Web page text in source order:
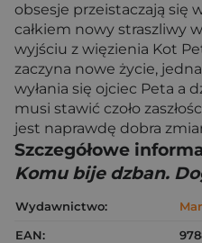
obsesje przeistaczają się
całkiem nowy straszliwy
wyjściu z więzienia Kot
zaczyna nowe życie,
wyłania się ojciec Peta a
musi stawić czoło
jest naprawdę dobra
Szczegółowe
Komu bije dzban.
Wydawnictwo:
EAN: